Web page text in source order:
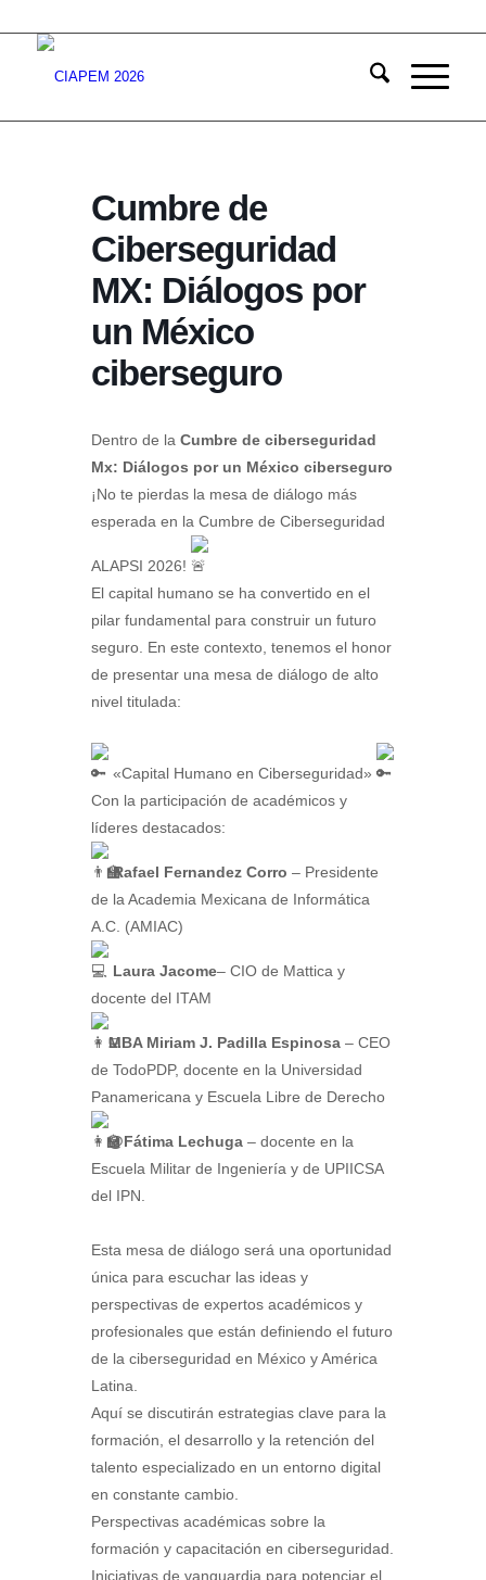
Cumbre de
Ciberseguridad
MX: Diálogos por
un México
ciberseguro
Dentro de la Cumbre de ciberseguridad
Mx: Diálogos por un México ciberseguro
¡No te pierdas la mesa de diálogo más
esperada en la Cumbre de Ciberseguridad
ALAPSI 2026!
El capital humano se ha convertido en el
pilar fundamental para construir un futuro
seguro. En este contexto, tenemos el honor
de presentar una mesa de diálogo de alto
nivel titulada:
«Capital Humano en Ciberseguridad»
Con la participación de académicos y
líderes destacados:
Rafael Fernandez Corro – Presidente
de la Academia Mexicana de Informática
A.C. (AMIAC)
Laura Jacome– CIO de Mattica y
docente del ITAM
MBA Miriam J. Padilla Espinosa – CEO
de TodoPDP, docente en la Universidad
Panamericana y Escuela Libre de Derecho
@Fátima Lechuga – docente en la
Escuela Militar de Ingeniería y de UPIICSA
del IPN.
Esta mesa de diálogo será una oportunidad
única para escuchar las ideas y
perspectivas de expertos académicos y
profesionales que están definiendo el futuro
de la ciberseguridad en México y América
Latina.
Aquí se discutirán estrategias clave para la
formación, el desarrollo y la retención del
talento especializado en un entorno digital
en constante cambio.
Perspectivas académicas sobre la
formación y capacitación en ciberseguridad.
Iniciativas de vanguardia para potenciar el